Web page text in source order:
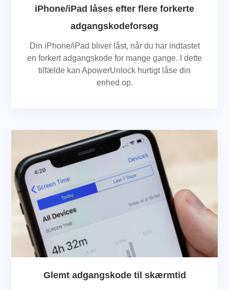
iPhone/iPad låses efter flere forkerte
adgangskodeforsøg
Din iPhone/iPad bliver låst, når du har indtastet
en forkert adgangskode for mange gange. I dette
tilfælde kan ApowerUnlock hurtigt låse din
enhed op.
Glemt adgangskode til skærmtid